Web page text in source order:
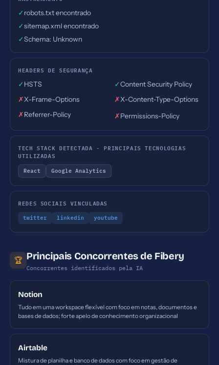
✓ robots.txt encontrado
✓sitemap.xml encontrado
✓Schema: Unknown
HEADERS DE SEGURANÇA
✓ HSTS ✓Content Security Policy
✗X-Frame-Options ✗X-Content-Type-Options
✗Referrer-Policy ✗Permissions-Policy
TECH STACK DETECTADA - PRINCIPAIS TECNOLOGIAS
UTILIZADAS
React Google Analytics
REDES SOCIAIS VINCULADAS
twitter linkedin youtube
🏆 Principais Concorrentes de Fibery
Concorrentes identificados pela IA
Notion
Tudo em uma workspace flexível com foco em notas, documentos e
bases de dados; forte apelo de conhecimento organizacional
Airtable
Mistura de planilha e banco de dados com foco em gestão de